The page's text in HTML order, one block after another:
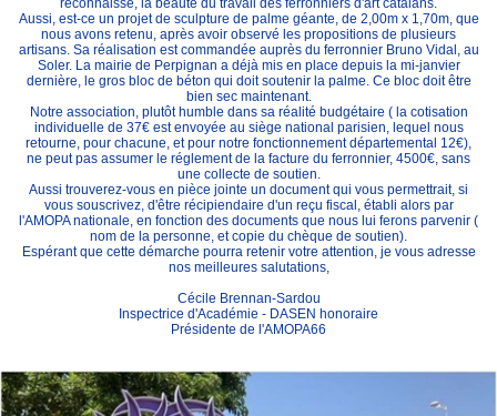
reconnaisse, la beauté du travail des ferronniers d'art catalans.
Aussi, est-ce un projet de sculpture de palme géante, de 2,00m x 1,70m, que
nous avons retenu, après avoir observé les propositions de plusieurs
artisans. Sa réalisation est commandée auprès du ferronnier Bruno Vidal, au
Soler. La mairie de Perpignan a déjà mis en place depuis la mi-janvier
dernière, le gros bloc de béton qui doit soutenir la palme. Ce bloc doit être
bien sec maintenant.
Notre association, plutôt humble dans sa réalité budgétaire ( la cotisation
individuelle de 37€ est envoyée au siège national parisien, lequel nous
retourne, pour chacune, et pour notre fonctionnement départemental 12€),
ne peut pas assumer le réglement de la facture du ferronnier, 4500€, sans
une collecte de soutien.
Aussi trouverez-vous en pièce jointe un document qui vous permettrait, si
vous souscrivez, d'être récipiendaire d'un reçu fiscal, établi alors par
l'AMOPA nationale, en fonction des documents que nous lui ferons parvenir (
nom de la personne, et copie du chèque de soutien).
Espérant que cette démarche pourra retenir votre attention, je vous adresse
nos meilleures salutations,
Cécile Brennan-Sardou
Inspectrice d'Académie - DASEN honoraire
Présidente de l'AMOPA66